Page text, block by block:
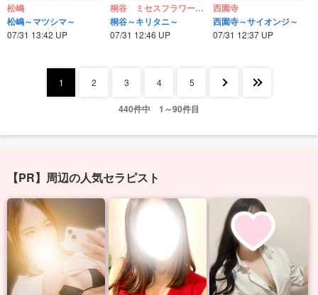
松嶋
松嶋～マツシマ～
07/31 13:42 UP
桐谷 ミセスフラワースパ
桐谷～キリタニ～
07/31 12:46 UP
西園寺
西園寺～サイオンジ～
07/31 12:37 UP
1 2 3 4 5
440件中 1～90件目
【PR】周辺の人気セラピスト